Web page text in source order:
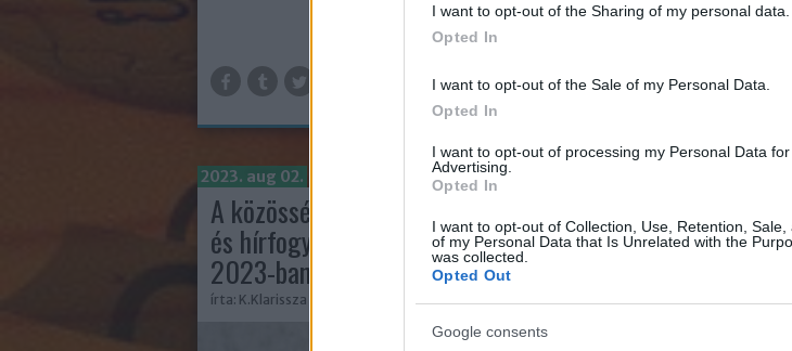
I want to opt-out of the Sharing of my personal data.
Opted In
I want to opt-out of the Sale of my Personal Data.
Opted In
I want to opt-out of processing my Personal Data for
Advertising.
Opted In
I want to opt-out of Collection, Use, Retention, Sale,
of my Personal Data that Is Unrelated with the
was collected.
Opted Out
Google consents
visszalépésnek éljük meg a
2023. ápr 01.
Betiltásra kerülhet a
2023. aug 02.
A közösségi média posztolási
és hírfogyasztási trendjei
2023-ban
írta: K.Klarissza